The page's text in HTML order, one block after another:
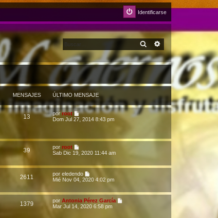
Identificarse
BUSCAR
MENSAJES ÚLTIMO MENSAJE
13 porroot
V
e
t
m
m
e
n
s
j
e
Dom Jul 27, 2014 8:43 pm
39 por root
e
l
t
i
o
m
e
Sab Dic 19, 2020 11:44 am
2611 por eledendo
e
l
t
i
Mié Nov 04, 2020 4:02 pm
1379 por Antonia Pérez Garcí­a
Mar Jul 14, 2020 6:58 pm